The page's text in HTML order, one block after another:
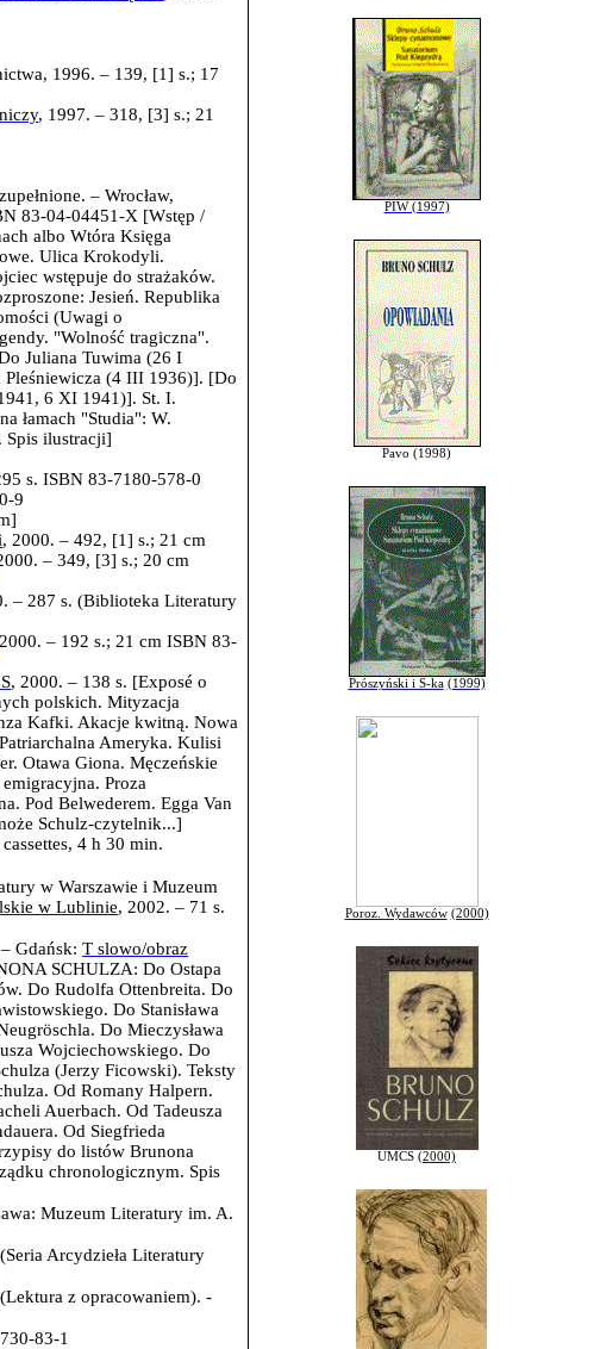
1996. – 139, [1] s.; 17
, 1997. –318, [3] s.; 21
. – Wrocław,
83-04-04451-X [Wstęp /
albo Wtóra Księga
Ulica Krokodyli.
wstępuje do strażaków.
Jesień. Republika
(Uwagi o
"Wolność tragiczna".
Juliana Tuwima (26 I
(4 III 1936)]. [Do
6 XI 1941)]. St. I.
łamach "Studia": W.
Spis ilustracji]
s. ISBN 83-7180-578-0
9
, 2000. – 492, [1] s.; 21 cm
– 349, [3] s.; 20 cm
– 287 s. (Biblioteka Literatury
. – 192 s.; 21 cm ISBN 83-
, 2000. – 138 s. [Exposé o
polskich. Mityzacja
Kafki. Akacje kwitną. Nowa
Ameryka. Kulisi
Otawa Giona. Męczeńskie
Proza
Pod Belwederem. Egga Van
Schulz-czytelnik...]
4 h 30 min.
w Warszawie i Muzeum
w Lublinie, 2002. – 71 s.
– Gdańsk:T slowo/obraz
SCHULZA: Do Ostapa
Do Rudolfa Ottenbreita.Do
Do Stanisława
Do Mieczysława
Wojciechowskiego. Do
(Jerzy Ficowski). Teksty
Od Romany Halpern.
Auerbach. Od Tadeusza
Od Siegfrieda
do listów Brunona
chronologicznym. Spis
Muzeum Literatury im. A.
Arcydzieła Literatury
z opracowaniem). -
83-1
PIW (1997)
Pavo (1998)
Prószyński i S-ka (1999)
Poroz. Wydawców (2000)
UMCS (2000)